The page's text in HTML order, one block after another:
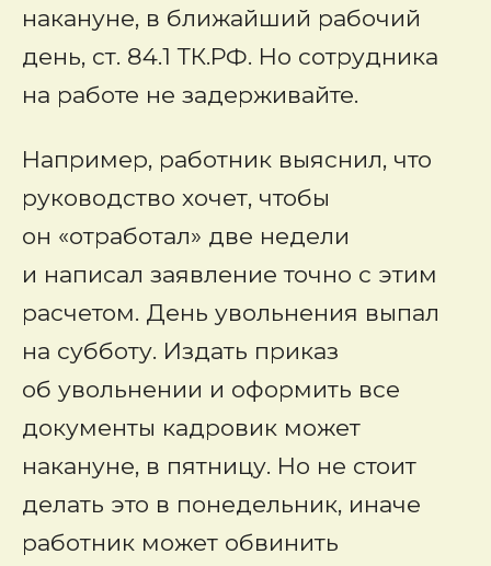
накануне, в ближайший рабочий
день, ст. 84.1 ТК.РФ. Но сотрудника
на работе не задерживайте.
Например, работник выяснил, что
руководство хочет, чтобы
он «отработал» две недели
и написал заявление точно с этим
расчетом. День увольнения выпал
на субботу. Издать приказ
об увольнении и оформить все
документы кадровик может
накануне, в пятницу. Но не стоит
делать это в понедельник, иначе
работник может обвинить